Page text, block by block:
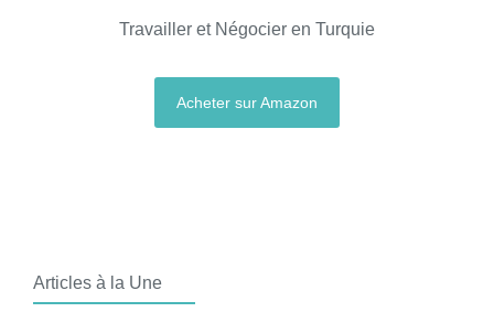
Travailler et Négocier en Turquie
Acheter sur Amazon
Articles à la Une